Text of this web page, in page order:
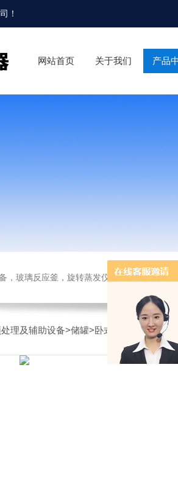
！
网站首页 关于我们 产品
，玻璃反应釜，旋转蒸发仪，超声波破碎，恒
理及辅助设备>储罐>卧式不锈钢储罐